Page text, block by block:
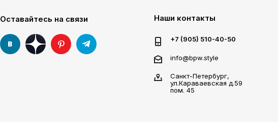
Оставайтесь на связи Наши контакты
+7 (905) 510-40-50
info@bpw.style
Санкт-Петербург,
ул.Караваевская д.59
пом. 45